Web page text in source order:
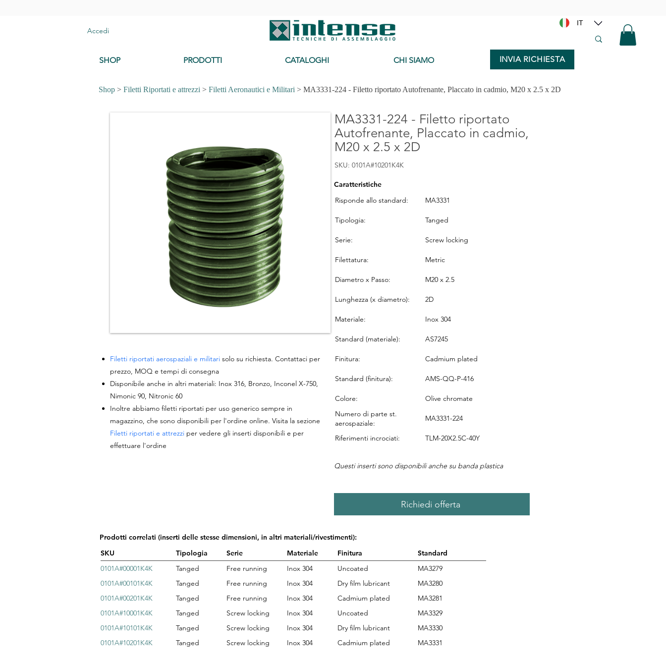
Accedi
IT
SHOP PRODOTTI CATALOGHI CHI SIAMO INVIA RICHIESTA
Shop > Filetti Riportati e attrezzi > Filetti Aeronautici e Militari > MA3331-224 - Filetto riportato Autofrenante, Placcato in cadmio, M20 x 2.5 x 2D
Filetti riportati aerospaziali e militarisolo su richiesta. Contattaci per
prezzo, MOQ e tempi di consegna
Disponibile anche in altri materiali: Inox 316, Bronzo, Inconel X-750,
Nimonic 90, Nitronic 60
Inoltre abbiamo filetti riportati per uso generico sempre in
magazzino, che sono disponibili per l'ordine online. Visita la sezione
Filetti riportati e attrezziper vedere gli inserti disponibili e per
effettuare l'ordine
MA3331-224 - Filetto riportato
Autofrenante, Placcato in cadmio,
M20 x 2.5 x 2D
SKU: 0101A#10201K4K
Caratteristiche
Risponde allo standard:
MA3331
Tipologia: Tanged
Serie: Screw locking
Filettatura: Metric
Diametro x Passo: M20 x 2.5
Lunghezza (x diametro): 2D
Materiale: Inox 304
Standard (materiale): AS7245
Finitura: Cadmium plated
Standard (finitura): AMS-QQ-P-416
Colore:
Olive chromate
Numero di parte st.
aerospaziale:
MA3331-224
Riferimenti incrociati: TLM-20X2.5C-40Y
Questi inserti sono disponibili anche su banda plastica
Richiedi offerta
Prodotti correlati (inserti delle stesse dimensioni, in altri materiali/rivestimenti):
SKU
Tipologia Serie Materiale Finitura
Standard
0101A#00001K4K
Tanged Free running Inox 304 Uncoated
MA3279
0101A#00101K4K
Tanged Free running Inox 304 Dry film lubricant
MA3280
0101A#00201K4K
Tanged Free running Inox 304 Cadmium plated
MA3281
0101A#10001K4K
Tanged Screw locking Inox 304 Uncoated
MA3329
0101A#10101K4K
Tanged Screw locking Inox 304 Dry film lubricant
MA3330
0101A#10201K4K
Tanged Screw locking Inox 304 Cadmium plated MA3331